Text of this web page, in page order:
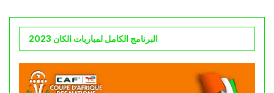
البرنامج الكامل لمباريات الكان 2023